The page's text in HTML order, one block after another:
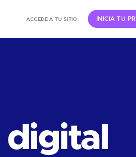
ACCEDE A TU SITIO INICIA TU